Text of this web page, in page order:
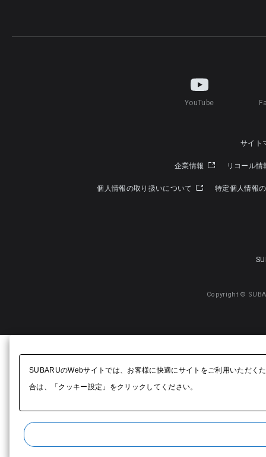
YouTube
サイト
企業情報 リコール
個人情報の取り扱いについて 特定個人情報
Copyright ©
SUBARUのWebサイトでは、お客様に快適にサイトをご利用いただく
合は、「クッキー設定」をクリックしてください。​